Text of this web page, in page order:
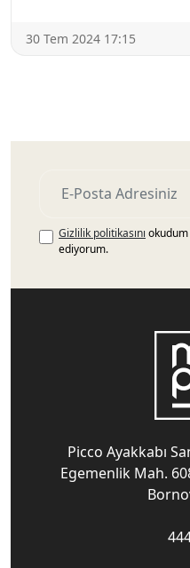
30 Tem 2024 17:15
Gizlilik politikasını
ediyorum.
Picco Ayakkabı
Egemenlik Mah.